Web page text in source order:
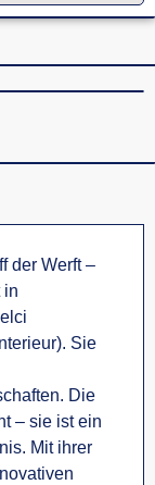
der Werft –
in
Sie
Die
– sie ist ein
Mit ihrer